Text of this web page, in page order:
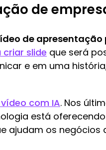
de
de apresentação
criar slide que será
e em uma
com IA. Nos
está
ajudam os negócios